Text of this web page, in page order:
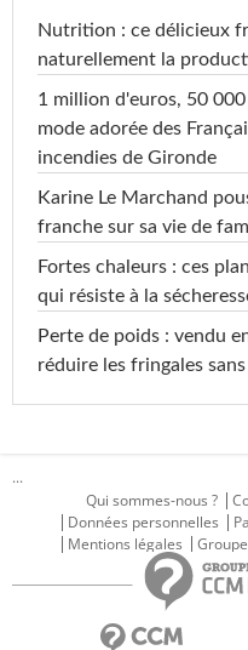
Nutrition : ce délicieux
naturellement la
1 million d'euros, 50
mode adorée des
incendies de Gironde
Karine Le Marchand
franche sur sa vie de
Fortes chaleurs : ces
qui résiste à la
Perte de poids : vendu
réduire les fringales
...
Qui sommes-nous ?
Données personnelles
Mentions légales